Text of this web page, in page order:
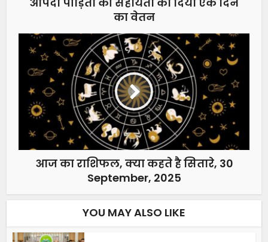
का वेतन
आज का राशिफल, क्या कहते है सितारे, 30
September, 2025
YOU MAY ALSO LIKE